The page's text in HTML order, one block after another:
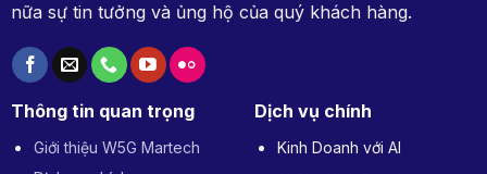
nữa sự tin tưởng và ủng hộ của quý khách hàng.
Thông tin quan trọng
Giới thiệu W5G Martech
Dịch vụ chính
Kinh Doanh với AI